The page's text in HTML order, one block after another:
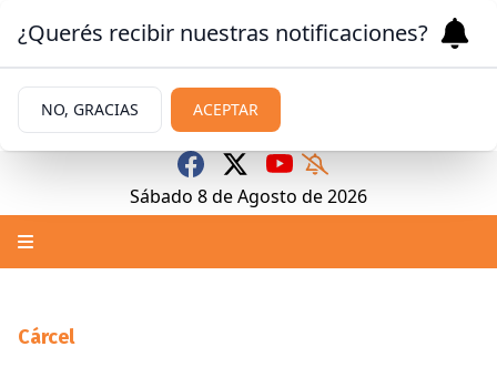
Sábado 8deAgosto de 2026
Cárcel
¿Querés recibir nuestras notificaciones?
NO, GRACIAS ACEPTAR